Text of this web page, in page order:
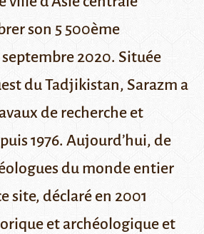
son 5 500ème
2020. Située
du Tadjikistan, Sarazm a
de recherche et
1976. Aujourd’hui, de
du monde entier
site, déclaré en 2001
et archéologique et